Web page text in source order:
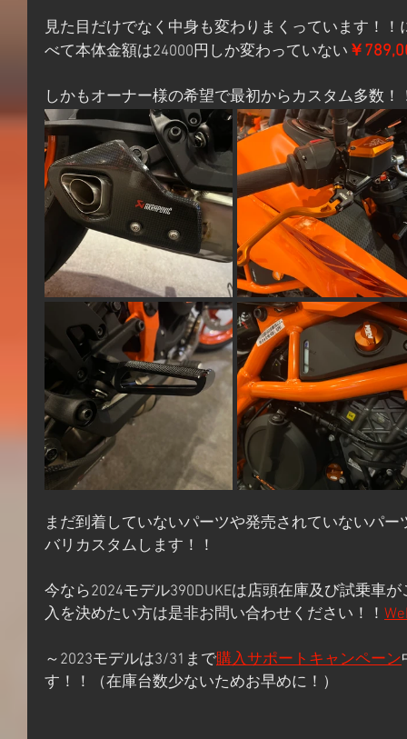
見た目だけでなく中身も変わりまくっています！
べて本体金額は24000円しか変わっていない ￥
しかもオーナー様の希望で最初からカスタム多数！
まだ到着していないパーツや発売されていないパ
バリカスタムします！！
今なら2024モデル390DUKEは店頭在庫及び試乗車
入を決めたい方は是非お問い合わせください！！
～2023モデルは3/31まで購入サポートキャンペーン
す！！（在庫台数少ないためお早めに！）